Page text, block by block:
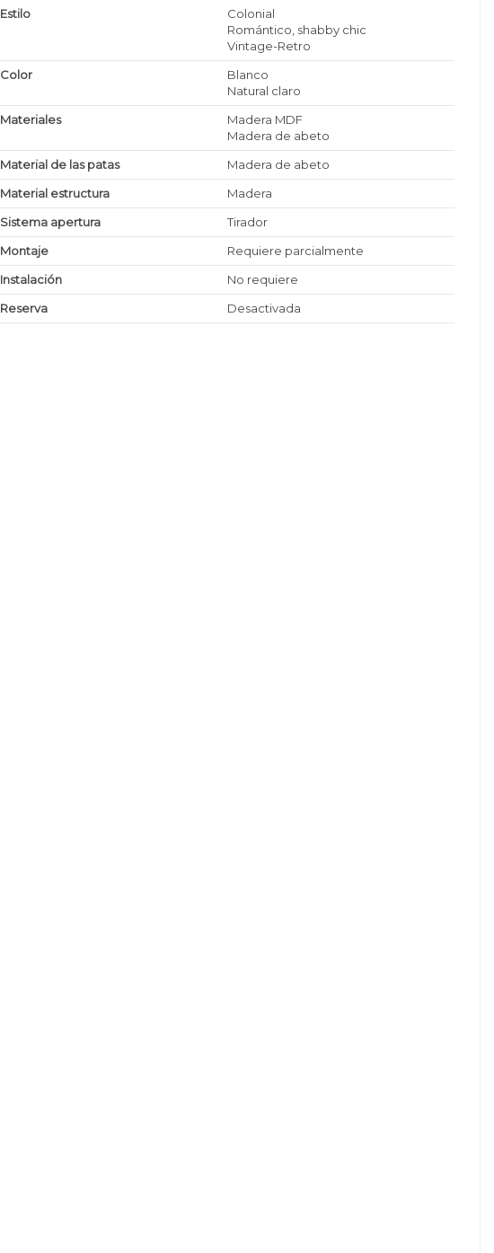
Estilo
Colonial
Romántico, shabby chic
Vintage-Retro
Color
Blanco
Natural claro
Materiales
Madera MDF
Madera de abeto
Material de las patas
Madera de abeto
Material estructura
Madera
Sistema apertura
Tirador
Montaje
Requiere parcialmente
Instalación
No requiere
Reserva
Desactivada